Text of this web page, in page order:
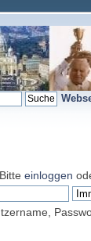
. Bitte einloggen